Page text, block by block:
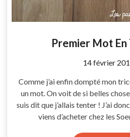
Premier Mot
by
14 février
Comme j’ai enfin dompté mon
un mot. On voit de si belles
suis dit que j’allais tenter ! J’ai
viens d’acheter chez les